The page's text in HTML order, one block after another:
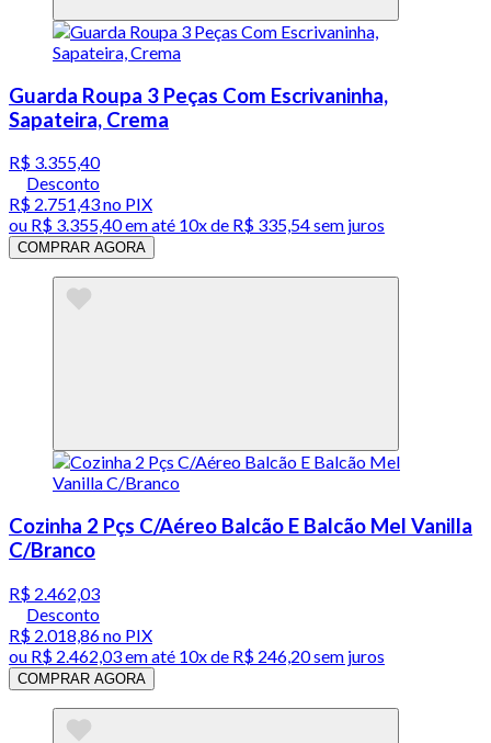
Guarda Roupa 3 Peças Com Escrivaninha,
Sapateira, Crema
R$ 3.355,40
Desconto
R$ 2.751,43no PIX
ou R$ 3.355,40em até 10x de R$ 335,54 sem juros
COMPRAR AGORA
Cozinha 2 Pçs C/Aéreo Balcão E Balcão Mel Vanilla
C/Branco
R$ 2.462,03
Desconto
R$ 2.018,86no PIX
ou R$ 2.462,03em até 10x de R$ 246,20 sem juros
COMPRAR AGORA